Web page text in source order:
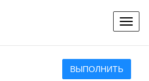
ВЫПОЛНИТЬ